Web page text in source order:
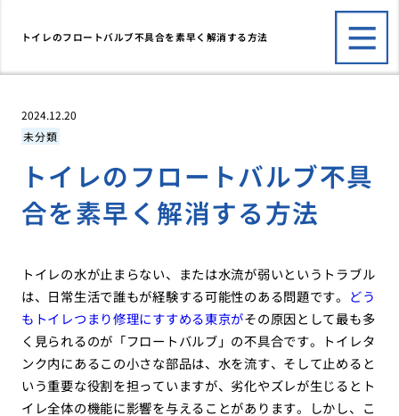
トイレのフロートバルブ不具合を素早く解消する方法
2024.12.20
未分類
トイレのフロートバルブ不具
合を素早く解消する方法
トイレの水が止まらない、または水流が弱いというトラブル
は、日常生活で誰もが経験する可能性のある問題です。 どう
もトイレつまり修理にすすめる東京がその原因として最も多
く見られるのが「フロートバルブ」の不具合です。トイレタ
ンク内にあるこの小さな部品は、水を流す、そして止めると
いう重要な役割を担っていますが、劣化やズレが生じるとト
イレ全体の機能に影響を与えることがあります。しかし、こ